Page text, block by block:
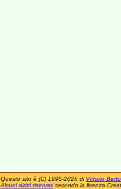
Questo sito è (C) 1995-2026 di Vittorio
Alcuni diritti riservatisecondo la licenza